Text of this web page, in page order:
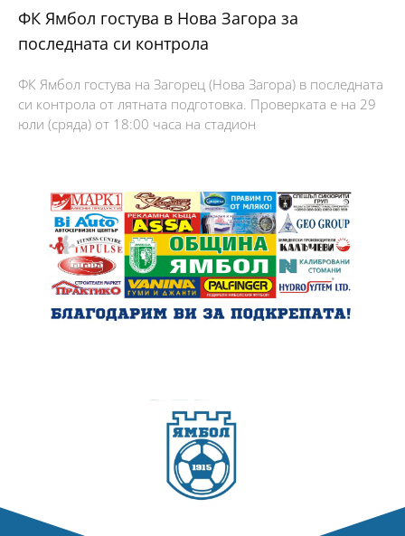
ФК Ямбол гостува в Нова Загора за
последната си контрола
ФК Ямбол гостува на Загорец (Нова Загора) в последната
си контрола от лятната подготовка. Проверката е на 29
юли (сряда) от 18:00 часа на стадион